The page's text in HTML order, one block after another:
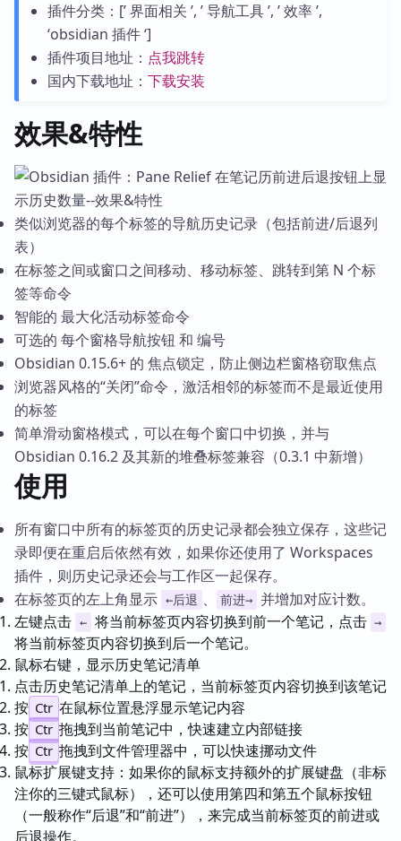
插件分类：[’ 界面相关 ’, ’ 导航工具 ’, ’ 效率 ’,
‘obsidian 插件 ‘]
插件项目地址： 点我跳转
国内下载地址： 下载安装
效果&特性
类似浏览器的每个标签的导航历史记录（包括前进/后退列
表）
在标签之间或窗口之间移动、移动标签、跳转到第 N 个标
签等命令
智能的 最大化活动标签命令
可选的 每个窗格导航按钮 和 编号
Obsidian 0.15.6+ 的 焦点锁定，防止侧边栏窗格窃取焦点
浏览器风格的“关闭”命令，激活相邻的标签而不是最近使用
的标签
简单滑动窗格模式，可以在每个窗口中切换，并与
Obsidian 0.16.2 及其新的堆叠标签兼容（0.3.1 中新增）
使用
所有窗口中所有的标签页的历史记录都会独立保存，这些记
录即便在重启后依然有效，如果你还使用了 Workspaces
插件，则历史记录还会与工作区一起保存。
在标签页的左上角显示 ←后退 、 前进→ 并增加对应计数。
左键点击 ← 将当前标签页内容切换到前一个笔记，点击 →
将当前标签页内容切换到后一个笔记。
鼠标右键，显示历史笔记清单
点击历史笔记清单上的笔记，当前标签页内容切换到该笔记
按 Ctr 在鼠标位置悬浮显示笔记内容
按 Ctr 拖拽到当前笔记中，快速建立内部链接
按 Ctr 拖拽到文件管理器中，可以快速挪动文件
鼠标扩展键支持：如果你的鼠标支持额外的扩展键盘（非标
注你的三键式鼠标），还可以使用第四和第五个鼠标按钮
（一般称作“后退”和“前进”），来完成当前标签页的前进或
后退操作。